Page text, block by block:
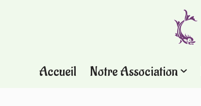
Accueil Notre Association